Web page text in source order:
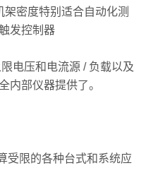
密度特别适合自动化测
发控制器
压和电流源 / 负载以及
内部仪器提供了。
限的各种台式和系统应